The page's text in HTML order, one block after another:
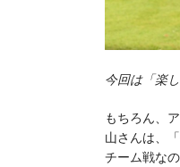
今回は「楽
もちろん、
山さんは、
チーム戦な